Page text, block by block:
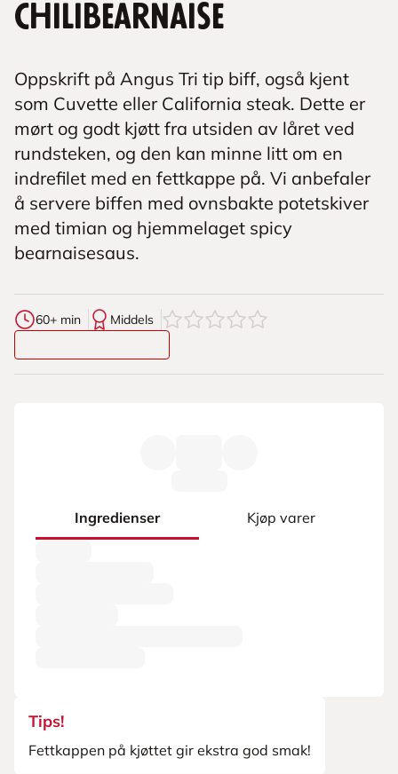
chilibearnaise
Oppskrift på Angus Tri tip biff, også kjent
som Cuvette eller California steak. Dette er
mørt og godt kjøtt fra utsiden av låret ved
rundsteken, og den kan minne litt om en
indrefilet med en fettkappe på. Vi anbefaler
å servere biffen med ovnsbakte potetskiver
med timian og hjemmelaget spicy
bearnaisesaus.
60+ min Middels 0av5stjerner
Ingredienser Kjøp varer
Tips!
Fettkappen på kjøttet gir ekstra god smak!